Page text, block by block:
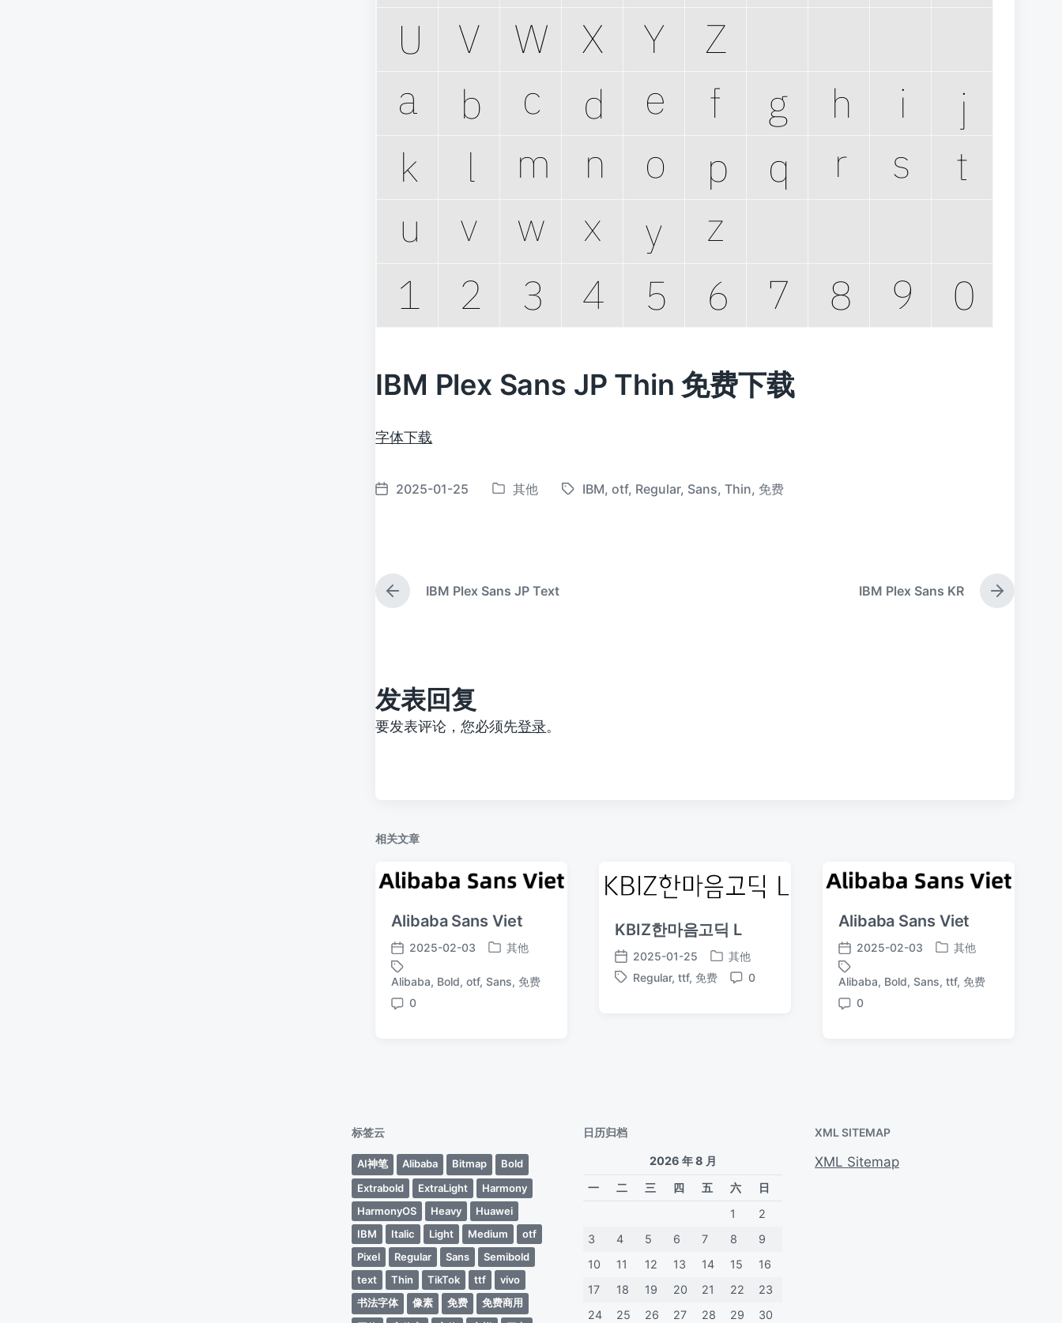
IBM Plex Sans JP Thin 免费下载
字体下载
发
2025-01-25
发
其他
标
IBM,otf, Regular, Sans,Thin, 免费
上
篇
IBM Plex Sans JP Text
下
篇
IBM Plex Sans KR
发表回复
要发表评论，您必须先登录。
相关文章
Alibaba Sans Viet
发
布
日
期
2025-02-03
发
于
其他
标
签
Alibaba, Bold,otf,Sans, 免费
评
0
KBIZ한마음고딕 L
发
布
2025-01-25
发
布
其他
标
Regular,ttf, 免费
评
0
Alibaba Sans Viet
发
布
日
期
2025-02-03
发
于
其他
标
签
Alibaba, Bold,Sans,ttf, 免费
评
0
标签云
AI神笔 Alibaba Bitmap
Bold
Extrabold
ExtraLight
Harmony
HarmonyOS
Heavy
Huawei
IBM
Italic Light Medium
otf
Pixel
Regular Sans
Semibold
text
Thin TikTok ttf
vivo
书法字体
像素 免费
免费商用
日历归档
2026 年 8 月
一
二 三 四 五 六
日
1
2
3
4 5 6 7 8
9
10
11 12 13 14 15
16
17
18 19 20 21 22
23
24
25 26 27 28 29 30
XML SITEMAP
XML Sitemap